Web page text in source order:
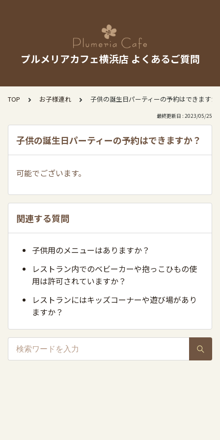
プルメリアカフェ横浜店 よくあるご質問
TOP お子様連れ 子供の誕生日パーティーの予約はできますか
最終更新日 : 2023/05/25
子供の誕生日パーティーの予約はできますか？
可能でございます。
関連する質問
子供用のメニューはありますか？
レストラン内でのベビーカーや抱っこひもの使
用は許可されていますか？
レストランにはキッズコーナーや遊び場があり
ますか？